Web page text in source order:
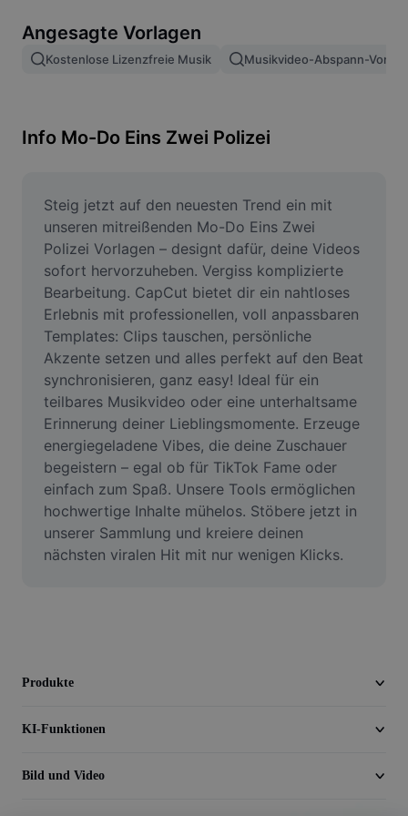
Bilder zusammenfügen
Bildgröße ändern
Meme-Generator
AI Text Remover
AI People Remover
AI Inpainting
Face Cutout
Video
Videohintergrund entfernen
Qualität verbessern
Videoeditor
Angesagte Vorlagen
Kostenlose Lizenzfreie Musik Musikvideo-Abspann-
Info Mo-Do Eins Zwei Polizei
Steig jetzt auf den neuesten Trend ein mit
unseren mitreißenden Mo-Do Eins Zwei
Polizei Vorlagen – designt dafür, deine Videos
sofort hervorzuheben. Vergiss komplizierte
Bearbeitung. CapCut bietet dir ein nahtloses
Erlebnis mit professionellen, voll anpassbaren
Templates: Clips tauschen, persönliche
Akzente setzen und alles perfekt auf den Beat
synchronisieren, ganz easy! Ideal für ein
teilbares Musikvideo oder eine unterhaltsame
Erinnerung deiner Lieblingsmomente. Erzeuge
energiegeladene Vibes, die deine Zuschauer
begeistern – egal ob für TikTok Fame oder
einfach zum Spaß. Unsere Tools ermöglichen
hochwertige Inhalte mühelos. Stöbere jetzt in
unserer Sammlung und kreiere deinen
nächsten viralen Hit mit nur wenigen Klicks.
Produkte
KI-Funktionen
Bild und Video